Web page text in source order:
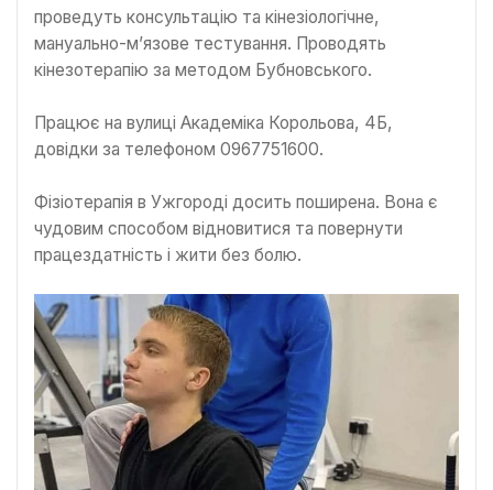
проведуть консультацію та кінезіологічне,
мануально-м’язове тестування. Проводять
кінезотерапію за методом Бубновського.
Працює на вулиці Академіка Корольова, 4Б,
довідки за телефоном 0967751600.
Фізіотерапія в Ужгороді досить поширена. Вона є
чудовим способом відновитися та повернути
працездатність і жити без болю.